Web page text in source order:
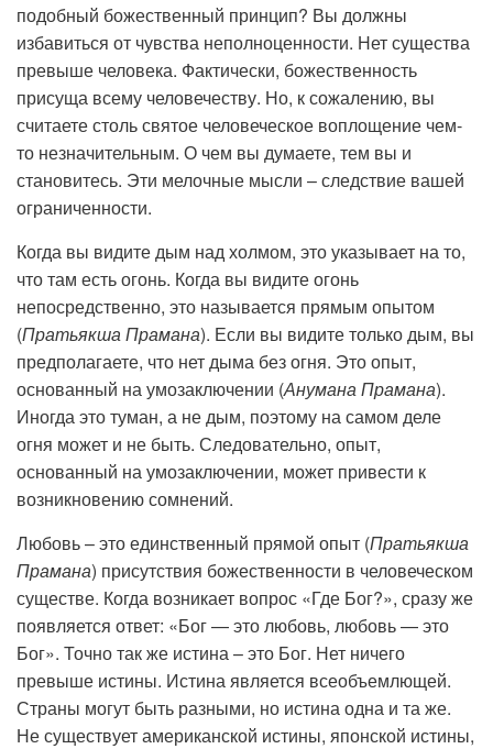
подобный божественный принцип? Вы должны
избавиться от чувства неполноценности. Нет существа
превыше человека. Фактически, божественность
присуща всему человечеству. Но, к сожалению, вы
считаете столь святое человеческое воплощение чем-
то незначительным. О чем вы думаете, тем вы и
становитесь. Эти мелочные мысли – следствие вашей
ограниченности.
Когда вы видите дым над холмом, это указывает на то,
что там есть огонь. Когда вы видите огонь
непосредственно, это называется прямым опытом
(Пратьякша Прамана). Если вы видите только дым, вы
предполагаете, что нет дыма без огня. Это опыт,
основанный на умозаключении (Анумана Прамана).
Иногда это туман, а не дым, поэтому на самом деле
огня может и не быть. Следовательно, опыт,
основанный на умозаключении, может привести к
возникновению сомнений.
Любовь – это единственный прямой опыт (Пратьякша
Прамана) присутствия божественности в человеческом
существе. Когда возникает вопрос «Где Бог?», сразу же
появляется ответ: «Бог — это любовь, любовь — это
Бог». Точно так же истина – это Бог. Нет ничего
превыше истины. Истина является всеобъемлющей.
Страны могут быть разными, но истина одна и та же.
Не существует американской истины, японской истины,